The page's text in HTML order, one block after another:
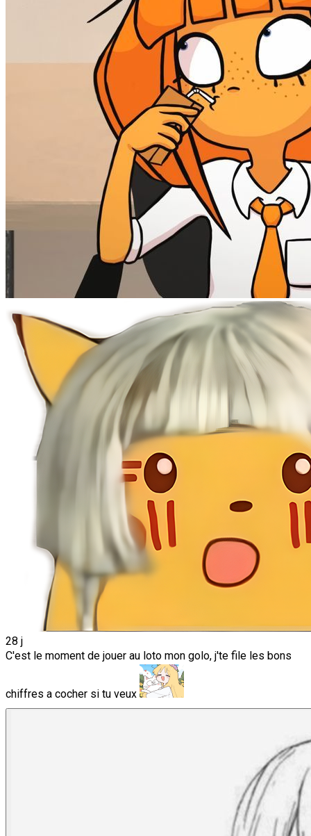
28 j
C'est le moment de jouer au loto mon golo, j'te file les bons
chiffres a cocher si tu veux